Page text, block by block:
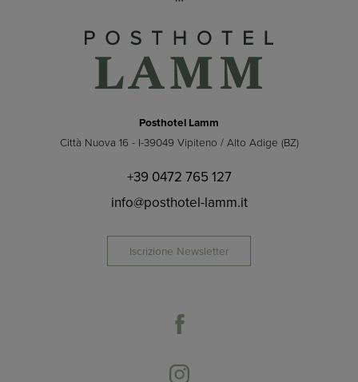
Posthotel Lamm
Città Nuova 16 - I-39049 Vipiteno / Alto Adige (BZ)
+39 0472 765 127
info@posthotel-lamm.it
Iscrizione Newsletter